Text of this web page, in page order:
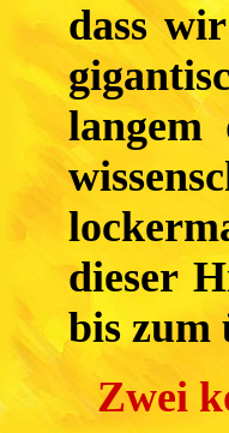
dass
dieser
bis zum
Zwei